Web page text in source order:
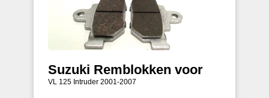
Suzuki Remblokken voor
VL 125 Intruder 2001-2007